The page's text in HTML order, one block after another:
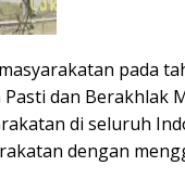
pada
dan Berakhlak
di seluruh
dengan